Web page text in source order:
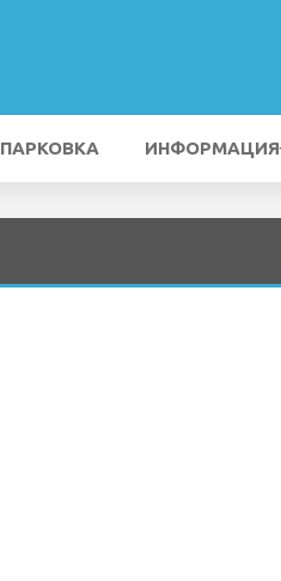
ПАРКОВКА ИНФОРМАЦИЯ